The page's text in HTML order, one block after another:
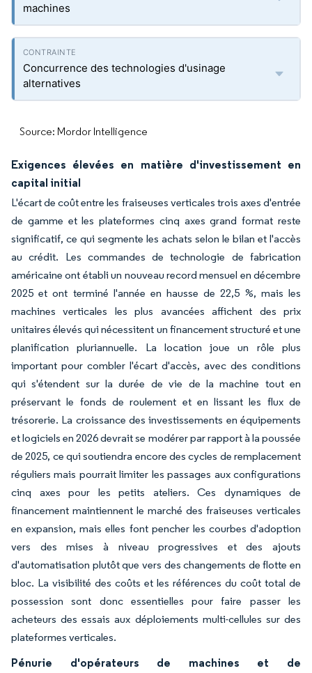
machines
Concurrence des technologies d'usinage
alternatives
Source: Mordor Intelligence
Exigences élevées en matière d'investissement en
capital initial
L'écart de coût entre les fraiseuses verticales trois axes d'entrée
de gamme et les plateformes cinq axes grand format reste
significatif, ce qui segmente les achats selon le bilan et l'accès
au crédit. Les commandes de technologie de fabrication
américaine ont établi un nouveau record mensuel en décembre
2025 et ont terminé l'année en hausse de 22,5 %, mais les
machines verticales les plus avancées affichent des prix
unitaires élevés qui nécessitent un financement structuré et une
planification pluriannuelle. La location joue un rôle plus
important pour combler l'écart d'accès, avec des conditions
qui s'étendent sur la durée de vie de la machine tout en
préservant le fonds de roulement et en lissant les flux de
trésorerie. La croissance des investissements en équipements
et logiciels en 2026 devrait se modérer par rapport à la poussée
de 2025, ce qui soutiendra encore des cycles de remplacement
réguliers mais pourrait limiter les passages aux configurations
cinq axes pour les petits ateliers. Ces dynamiques de
financement maintiennent le marché des fraiseuses verticales
en expansion, mais elles font pencher les courbes d'adoption
vers des mises à niveau progressives et des ajouts
d'automatisation plutôt que vers des changements de flotte en
bloc. La visibilité des coûts et les références du coût total de
possession sont donc essentielles pour faire passer les
acheteurs des essais aux déploiements multi-cellules sur des
plateformes verticales.
Pénurie d'opérateurs de machines et de